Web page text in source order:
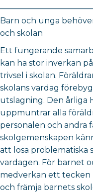
Barn och unga
och skolan
Ett fungerande
kan ha stor inverkan
trivsel i skolan.
skolans vardag
utslagning. Den årliga
uppmuntrar alla
personalen och andra
skolgemenskapen
att lösa problematiska
vardagen. För barnet
medverkan ett
och främja barnets